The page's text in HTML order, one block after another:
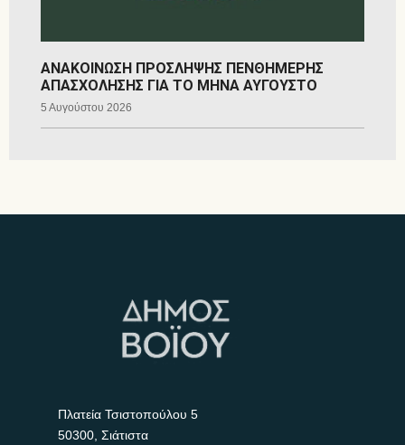
ΑΝΑΚΟΙΝΩΣΗ ΠΡΟΣΛΗΨΗΣ ΠΕΝΘΗΜΕΡΗΣ
ΑΠΑΣΧΟΛΗΣΗΣ ΓΙΑ ΤΟ ΜΗΝΑ ΑΥΓΟΥΣΤΟ
5 Αυγούστου 2026
Πλατεία Τσιστοπούλου 5
50300, Σιάτιστα